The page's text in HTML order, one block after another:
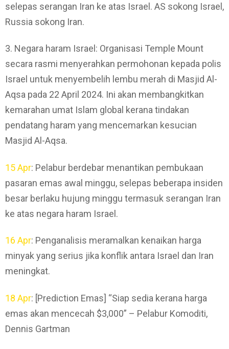
selepas serangan Iran ke atas Israel. AS sokong Israel,
Russia sokong Iran.
3. Negara haram Israel: Organisasi Temple Mount
secara rasmi menyerahkan permohonan kepada polis
Israel untuk menyembelih lembu merah di Masjid Al-
Aqsa pada 22 April 2024. Ini akan membangkitkan
kemarahan umat Islam global kerana tindakan
pendatang haram yang mencemarkan kesucian
Masjid Al-Aqsa.
15 Apr: Pelabur berdebar menantikan pembukaan
pasaran emas awal minggu, selepas beberapa insiden
besar berlaku hujung minggu termasuk serangan Iran
ke atas negara haram Israel.
16 Apr: Penganalisis meramalkan kenaikan harga
minyak yang serius jika konflik antara Israel dan Iran
meningkat.
18 Apr: [Prediction Emas] “Siap sedia kerana harga
emas akan mencecah $3,000” – Pelabur Komoditi,
Dennis Gartman